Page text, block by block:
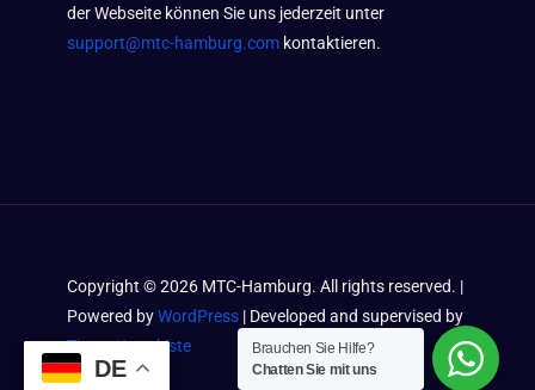
der Webseite können Sie uns jederzeit unter
support@mtc-hamburg.com kontaktieren.
Copyright ©2026 MTC-Hamburg. All rights reserved. |
Powered byWordPress | Developed and supervised by
Timos Kramkiste
DE
Brauchen Sie Hilfe?
Chatten Sie mit uns